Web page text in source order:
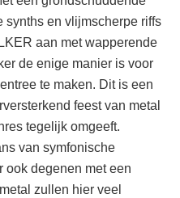
synths en vlijmscherpe riffs
aan met wapperende
de enige manier is voor
te maken. Dit is een
feest van metal
tegelijk omgeeft.
van symfonische
ook degenen met een
zullen hier veel